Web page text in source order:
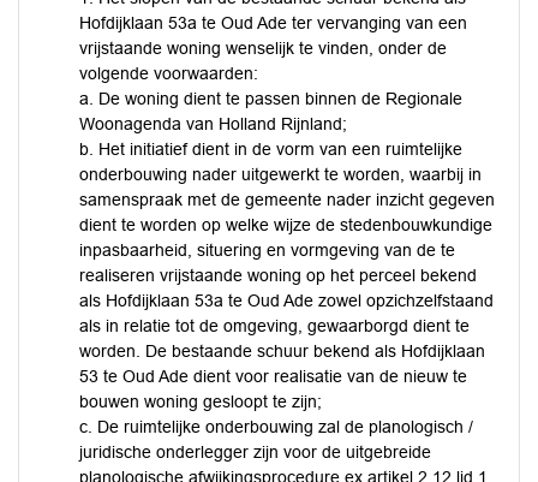
Hofdijklaan 53a te Oud Ade ter vervanging van een
vrijstaande woning wenselijk te vinden, onder de
volgende voorwaarden:
a. De woning dient te passen binnen de Regionale
Woonagenda van Holland Rijnland;
b. Het initiatief dient in de vorm van een ruimtelijke
onderbouwing nader uitgewerkt te worden, waarbij in
samenspraak met de gemeente nader inzicht gegeven
dient te worden op welke wijze de stedenbouwkundige
inpasbaarheid, situering en vormgeving van de te
realiseren vrijstaande woning op het perceel bekend
als Hofdijklaan 53a te Oud Ade zowel opzichzelfstaand
als in relatie tot de omgeving, gewaarborgd dient te
worden. De bestaande schuur bekend als Hofdijklaan
53 te Oud Ade dient voor realisatie van de nieuw te
bouwen woning gesloopt te zijn;
c. De ruimtelijke onderbouwing zal de planologisch /
juridische onderlegger zijn voor de uitgebreide
planologische afwijkingsprocedure ex artikel 2.12 lid 1